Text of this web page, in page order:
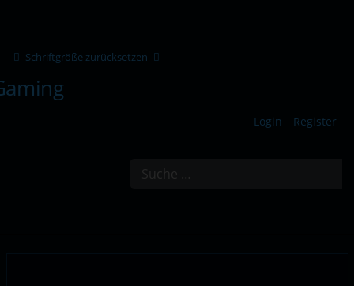
Schriftgröße zurücksetzen
Login Register